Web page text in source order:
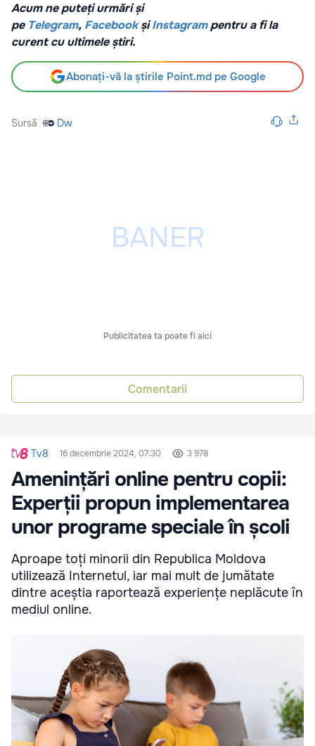
Acum ne puteți urmări și
pe Telegram, Facebook șiInstagrampentru a fi la
curent cu ultimele știri.
Abonați-vă la știrile Point.md pe Google
Sursă Dw
Publicitatea ta poate fi aici
Comentarii
Tv8 16 decembrie 2024, 07:30 3 978
Amenințări online pentru copii:
Experții propun implementarea
unor programe speciale în școli
Aproape toți minorii din Republica Moldova
utilizează Internetul, iar mai mult de jumătate
dintre aceștia raportează experiențe neplăcute în
mediul online.